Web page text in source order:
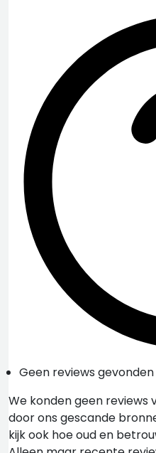
Geen reviews
We konden geen reviews
door ons gescande
kijk ook hoe oud en